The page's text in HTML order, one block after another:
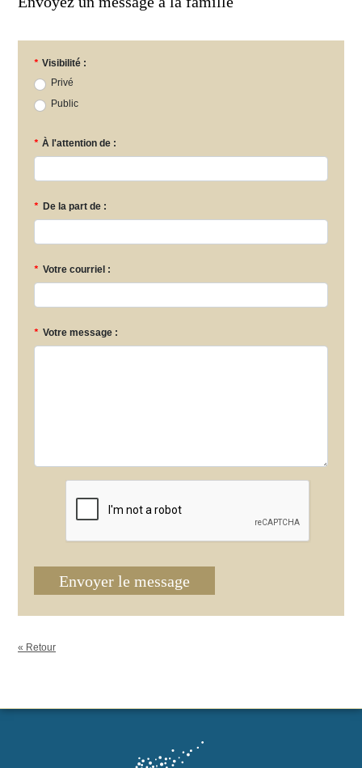
* Visibilité :
Privé
Public
* À l'attention de :
* De la part de :
* Votre courriel :
* Votre message :
Envoyer le message
« Retour